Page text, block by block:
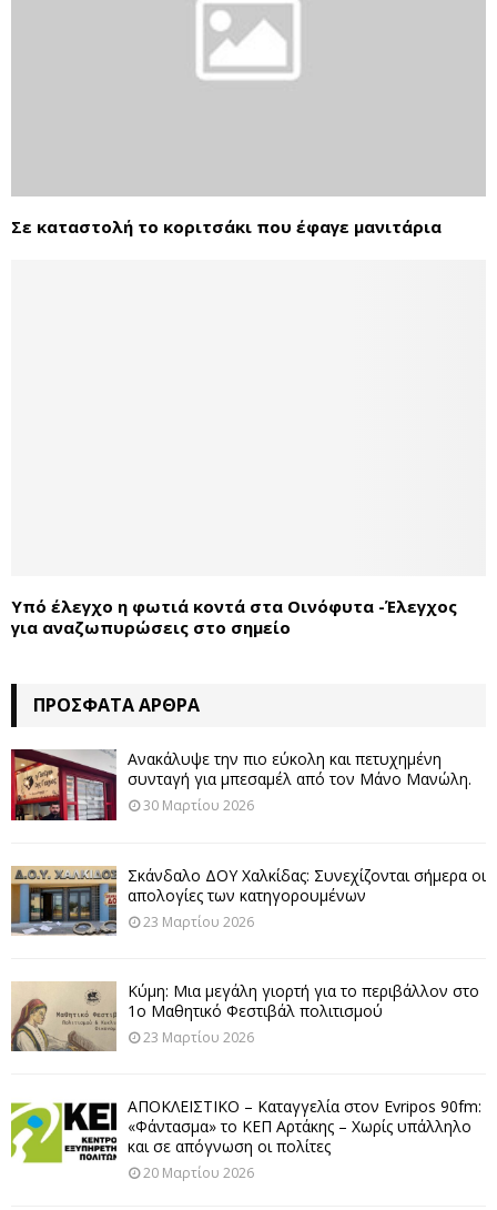
Σε καταστολή το κοριτσάκι που έφαγε μανιτάρια
Υπό έλεγχο η φωτιά κοντά στα Οινόφυτα -Έλεγχος
για αναζωπυρώσεις στο σημείο
ΠΡΌΣΦΑΤΑ ΆΡΘΡΑ
Ανακάλυψε την πιο εύκολη και πετυχημένη
συνταγή για μπεσαμέλ από τον Μάνο Μανώλη.
30 Μαρτίου 2026
Σκάνδαλο ΔΟΥ Χαλκίδας: Συνεχίζονται σήμερα οι
απολογίες των κατηγορουμένων
23 Μαρτίου 2026
Κύμη: Μια μεγάλη γιορτή για το περιβάλλον στο
1ο Μαθητικό Φεστιβάλ πολιτισμού
23 Μαρτίου 2026
ΑΠΟΚΛΕΙΣΤΙΚΟ – Καταγγελία στον Evripos 90fm:
«Φάντασμα» το ΚΕΠ Αρτάκης – Χωρίς υπάλληλο
και σε απόγνωση οι πολίτες
20 Μαρτίου 2026